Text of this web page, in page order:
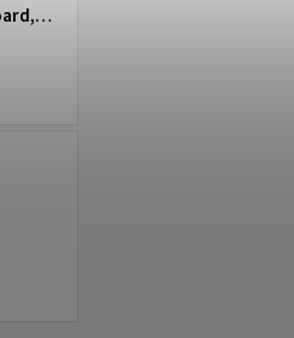
Rebel Active RBA-4507 paddleboard, 335 cm L-RBA-4507-OR